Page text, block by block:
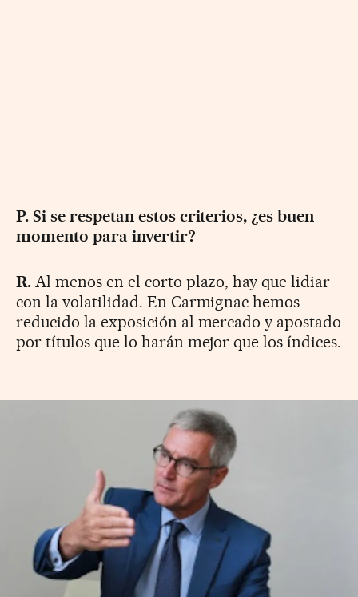
P. Si se respetan estos criterios, ¿es buen
momento para invertir?
R.Al menos en el corto plazo, hay que lidiar
con la volatilidad. En Carmignac hemos
reducido la exposición al mercado y apostado
por títulos que lo harán mejor que los índices.